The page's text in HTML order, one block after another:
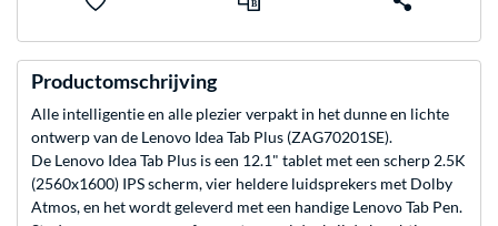
Productomschrijving
Alle intelligentie en alle plezier verpakt in het dunne en lichte
ontwerp van de Lenovo Idea Tab Plus (ZAG70201SE).
De Lenovo Idea Tab Plus is een 12.1" tablet met een scherp 2.5K
(2560x1600) IPS scherm, vier heldere luidsprekers met Dolby
Atmos, en het wordt geleverd met een handige Lenovo Tab Pen.